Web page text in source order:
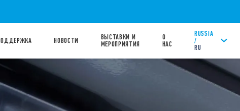
НОВОСТИ
ВЫСТАВКИ И
МЕРОПРИЯТИЯ
О
НАС
RUSSIA
/
RU